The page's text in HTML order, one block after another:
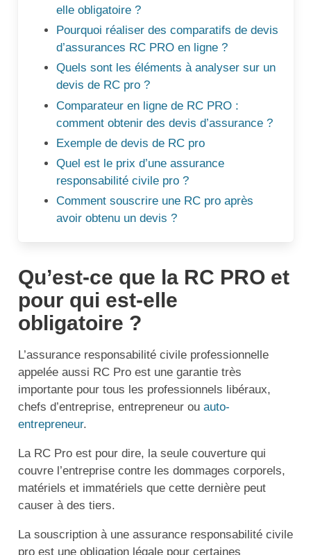
elle obligatoire ?
Pourquoi réaliser des comparatifs de devis
d’assurances RC PRO en ligne ?
Quels sont les éléments à analyser sur un
devis de RC pro ?
Comparateur en ligne de RC PRO :
comment obtenir des devis d’assurance ?
Exemple de devis de RC pro
Quel est le prix d’une assurance
responsabilité civile pro ?
Comment souscrire une RC pro après
avoir obtenu un devis ?
Qu’est-ce que la RC PRO et
pour qui est-elle
obligatoire ?
L’assurance responsabilité civile professionnelle
appelée aussi RC Pro est une garantie très
importante pour tous les professionnels libéraux,
chefs d’entreprise, entrepreneur ou auto-
entrepreneur.
La RC Pro est pour dire, la seule couverture qui
couvre l’entreprise contre les dommages corporels,
matériels et immatériels que cette dernière peut
causer à des tiers.
La souscription à une assurance responsabilité civile
pro est une obligation légale pour certaines